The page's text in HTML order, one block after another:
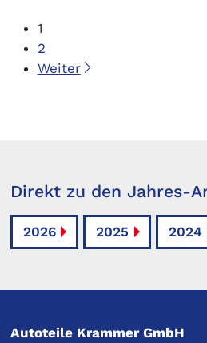
1
2
Weiter
Direkt zu den Jahres-
2026 2025 2024
Autoteile Krammer GmbH